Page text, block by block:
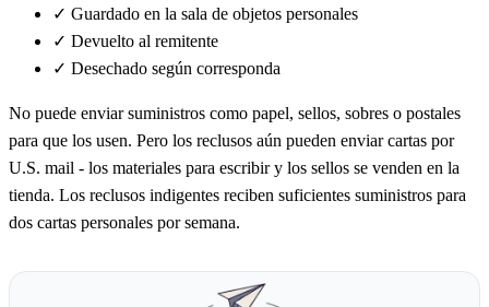
✓ Guardado en la sala de objetos personales
✓ Devuelto al remitente
✓ Desechado según corresponda
No puede enviar suministros como papel, sellos, sobres o postales
para que los usen. Pero los reclusos aún pueden enviar cartas por
U.S. mail - los materiales para escribir y los sellos se venden en la
tienda. Los reclusos indigentes reciben suficientes suministros para
dos cartas personales por semana.